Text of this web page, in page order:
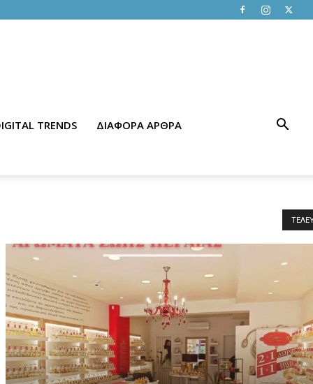
TRENDS ΔΙΑΦΟΡΑ ΑΡΘΡΑ